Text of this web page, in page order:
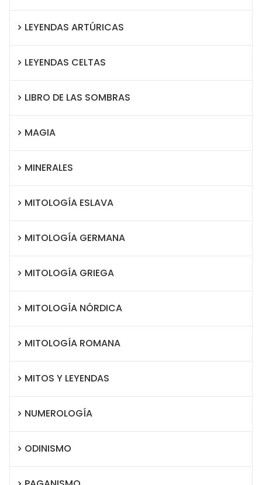
LEYENDAS ARTÚRICAS
LEYENDAS CELTAS
LIBRO DE LAS SOMBRAS
MAGIA
MINERALES
MITOLOGÍA ESLAVA
MITOLOGÍA GERMANA
MITOLOGÍA GRIEGA
MITOLOGÍA NÓRDICA
MITOLOGÍA ROMANA
MITOS Y LEYENDAS
NUMEROLOGÍA
ODINISMO